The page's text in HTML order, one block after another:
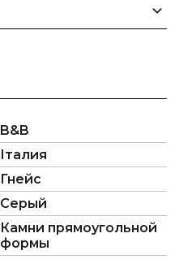
B&B
Італия
Гнейс
Серый
Камни прямоугольной
формы